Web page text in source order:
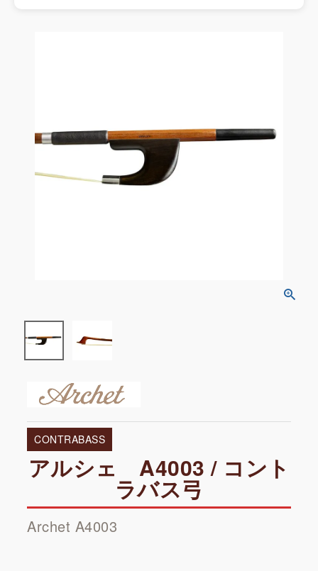
CONTRABASS
アルシェ A4003 / コント
ラバス弓
Archet A4003